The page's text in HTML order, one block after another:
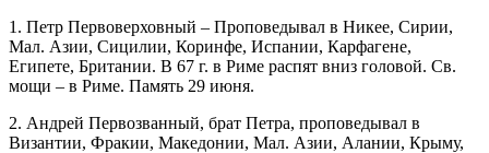
1. Петр Первоверховный – Проповедывал в Никее, Сирии,
Мал. Азии, Сицилии, Коринфе, Испании, Карфагене,
Египете, Британии. В 67 г. в Риме распят вниз головой. Св.
мощи – в Риме. Память 29 июня.
2. Андрей Первозванный, брат Петра, проповедывал в
Византии, Фракии, Македонии, Мал. Азии, Алании, Крыму,